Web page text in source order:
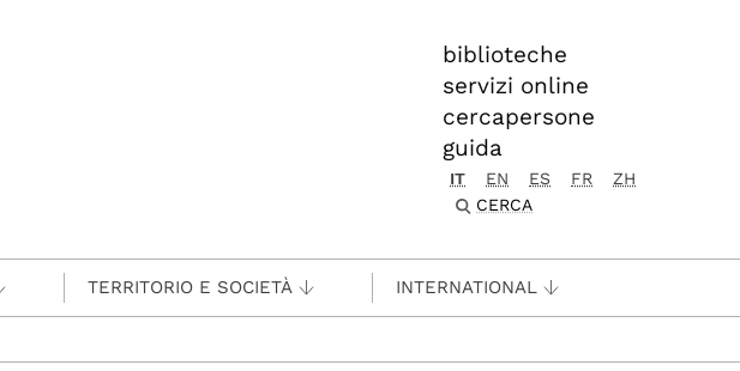
biblioteche
servizi online
cercapersone
guida
IT EN ES FR
ZH
CERCA
TERRITORIO E SOCIETÀ INTERNATIONAL